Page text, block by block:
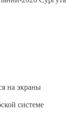
на экраны
системе